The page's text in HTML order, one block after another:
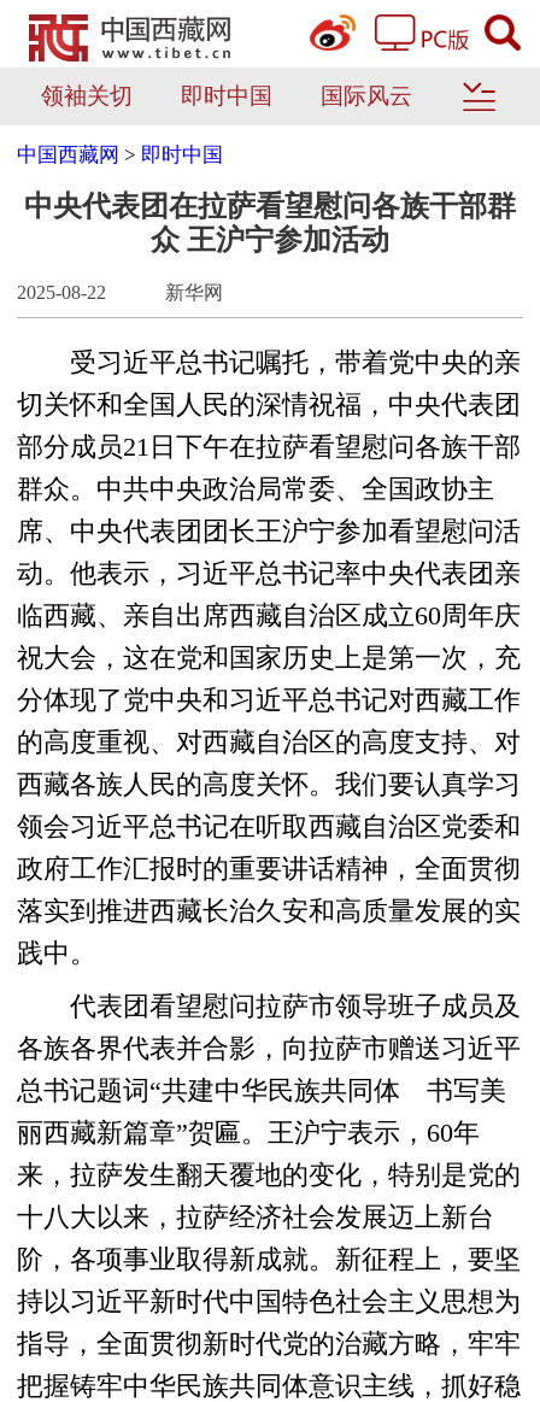
领袖关切 即时中国 国际风云
中国西藏网 > 即时中国
中央代表团在拉萨看望慰问各族干部群
众 王沪宁参加活动
2025-08-22 新华网
受习近平总书记嘱托，带着党中央的亲
切关怀和全国人民的深情祝福，中央代表团
部分成员21日下午在拉萨看望慰问各族干部
群众。中共中央政治局常委、全国政协主
席、中央代表团团长王沪宁参加看望慰问活
动。他表示，习近平总书记率中央代表团亲
临西藏、亲自出席西藏自治区成立60周年庆
祝大会，这在党和国家历史上是第一次，充
分体现了党中央和习近平总书记对西藏工作
的高度重视、对西藏自治区的高度支持、对
西藏各族人民的高度关怀。我们要认真学习
领会习近平总书记在听取西藏自治区党委和
政府工作汇报时的重要讲话精神，全面贯彻
落实到推进西藏长治久安和高质量发展的实
践中。
代表团看望慰问拉萨市领导班子成员及
各族各界代表并合影，向拉萨市赠送习近平
总书记题词“共建中华民族共同体 书写美
丽西藏新篇章”贺匾。王沪宁表示，60年
来，拉萨发生翻天覆地的变化，特别是党的
十八大以来，拉萨经济社会发展迈上新台
阶，各项事业取得新成就。新征程上，要坚
持以习近平新时代中国特色社会主义思想为
指导，全面贯彻新时代党的治藏方略，牢牢
把握铸牢中华民族共同体意识主线，抓好稳